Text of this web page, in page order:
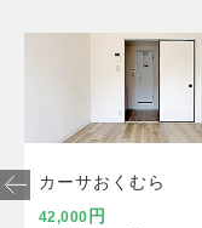
カーサおくむら
42,000 円